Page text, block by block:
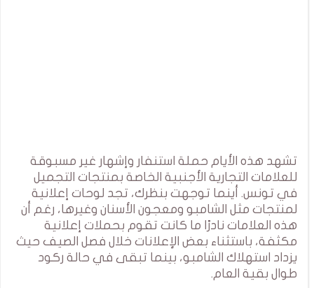
تشهد هذه الأيام حملة استنفار وإشهار غير مسبوقة
للعلامات التجارية الأجنبية الخاصة بمنتجات التجميل
في تونس. أينما توجهت بنظرك، تجد لوحات إعلانية
لمنتجات مثل الشامبو ومعجون الأسنان وغيرها، رغم أن
هذه العلامات نادرًا ما كانت تقوم بحملات إعلانية
مكثفة، باستثناء بعض الإعلانات خلال فصل الصيف حيث
يزداد استهلاك الشامبو، بينما تبقى في حالة ركود
طوال بقية العام.